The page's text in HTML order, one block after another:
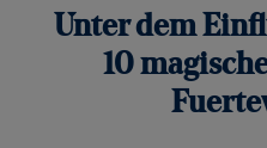
Unter dem
10